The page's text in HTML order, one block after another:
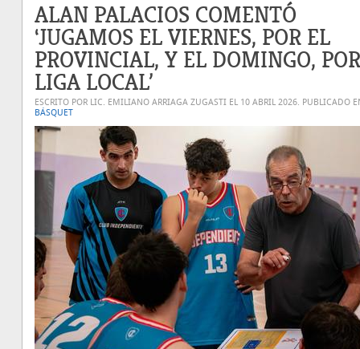
ALAN PALACIOS COMENTÓ
‘JUGAMOS EL VIERNES, POR EL
PROVINCIAL, Y EL DOMINGO,
LIGA LOCAL’
ESCRITO POR LIC. EMILIANO ARRIAGA ZUGASTI EL 10 ABRIL 2026. PUBLICADO
BÁSQUET